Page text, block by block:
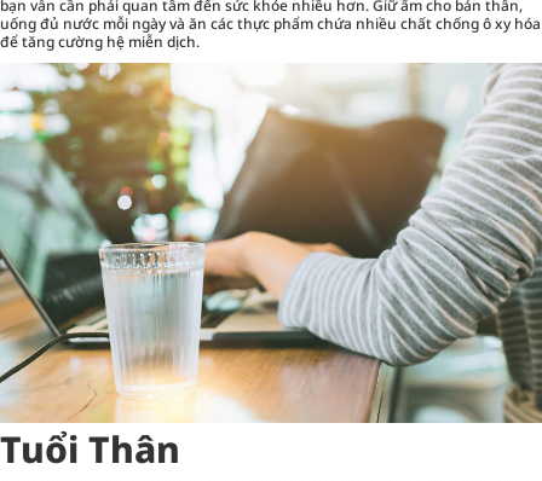
bạn vẫn cần phải quan tâm đến sức khỏe nhiều hơn. Giữ ấm cho bản thân,
uống đủ nước mỗi ngày và ăn các thực phẩm chứa nhiều chất chống ô xy hóa
để tăng cường hệ miễn dịch.
Tuổi Thân